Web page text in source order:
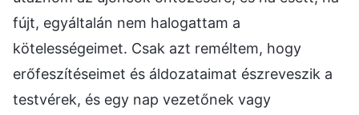
fújt, egyáltalán nem halogattam a
kötelességeimet. Csak azt reméltem, hogy
erőfeszítéseimet és áldozataimat észreveszik a
testvérek, és egy nap vezetőnek vagy